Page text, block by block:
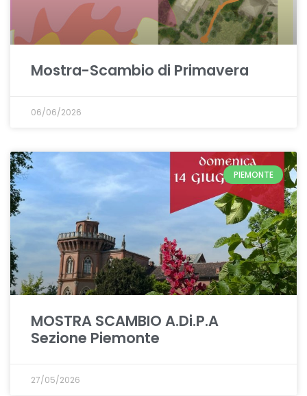
Mostra-Scambio di Primavera
06/06/2026
PIEMONTE
MOSTRA SCAMBIO A.Di.P.A
Sezione Piemonte
27/05/2026